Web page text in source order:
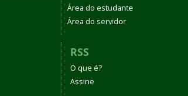
Área do estudante
Área do servidor
RSS
O que é?
Assine